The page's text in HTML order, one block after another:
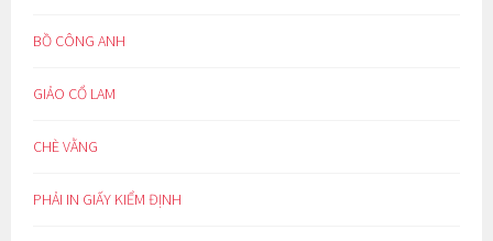
BỒ CÔNG ANH
GIẢO CỔ LAM
CHÈ VẰNG
PHẢI IN GIẤY KIỂM ĐỊNH